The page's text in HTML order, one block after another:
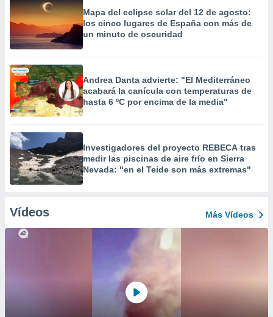
Mapa del eclipse solar del 12 de agosto:
los cinco lugares de España con más de
un minuto de oscuridad
Andrea Danta advierte: "El Mediterráneo
acabará la canícula con temperaturas de
hasta 6 ºC por encima de la media"
Investigadores del proyecto REBECA tras
medir las piscinas de aire frío en Sierra
Nevada: "en el Teide son más extremas"
Vídeos Más Vídeos